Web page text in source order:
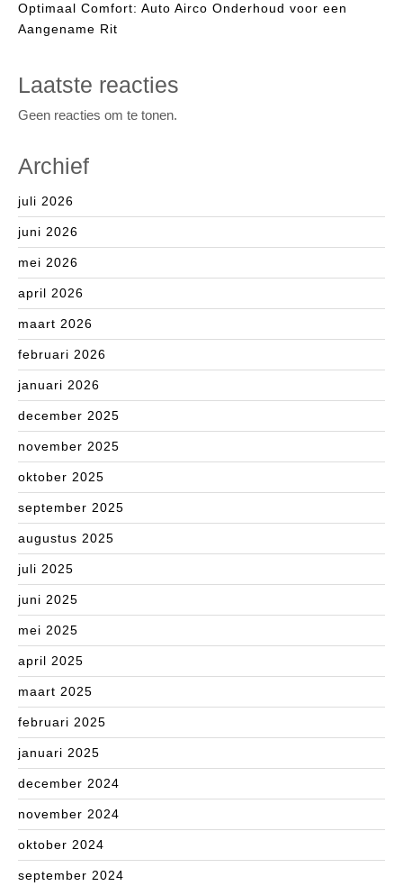
Optimaal Comfort: Auto Airco Onderhoud voor een
Aangename Rit
Laatste reacties
Geen reacties om te tonen.
Archief
juli 2026
juni 2026
mei 2026
april 2026
maart 2026
februari 2026
januari 2026
december 2025
november 2025
oktober 2025
september 2025
augustus 2025
juli 2025
juni 2025
mei 2025
april 2025
maart 2025
februari 2025
januari 2025
december 2024
november 2024
oktober 2024
september 2024